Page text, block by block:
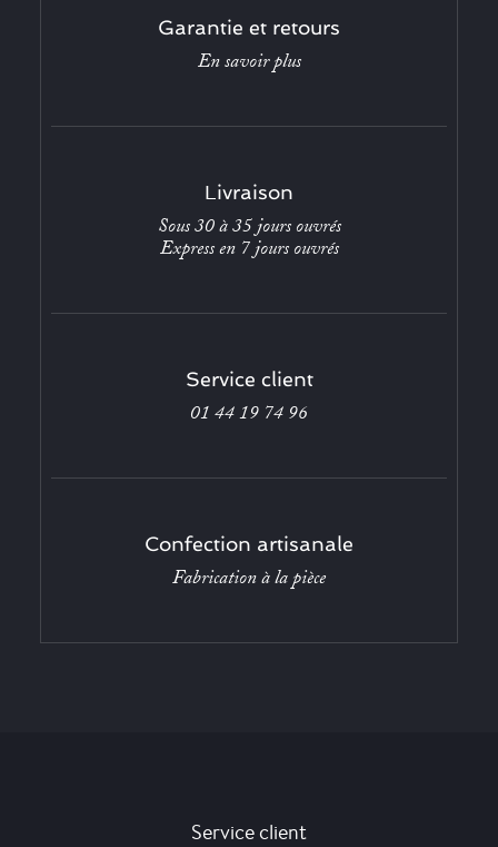
Garantie et retours
En savoir plus
Livraison
Sous 30 à 35 jours ouvrés
Express en 7 jours ouvrés
Service client
01 44 19 74 96
Confection artisanale
Fabrication à la pièce
Service client